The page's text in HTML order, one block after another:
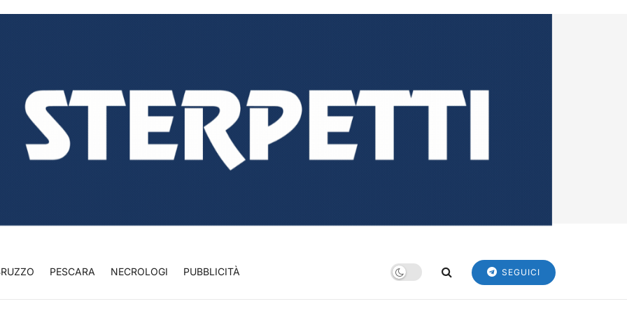
PESCARA NECROLOGI PUBBLICITÀ SEGUICI